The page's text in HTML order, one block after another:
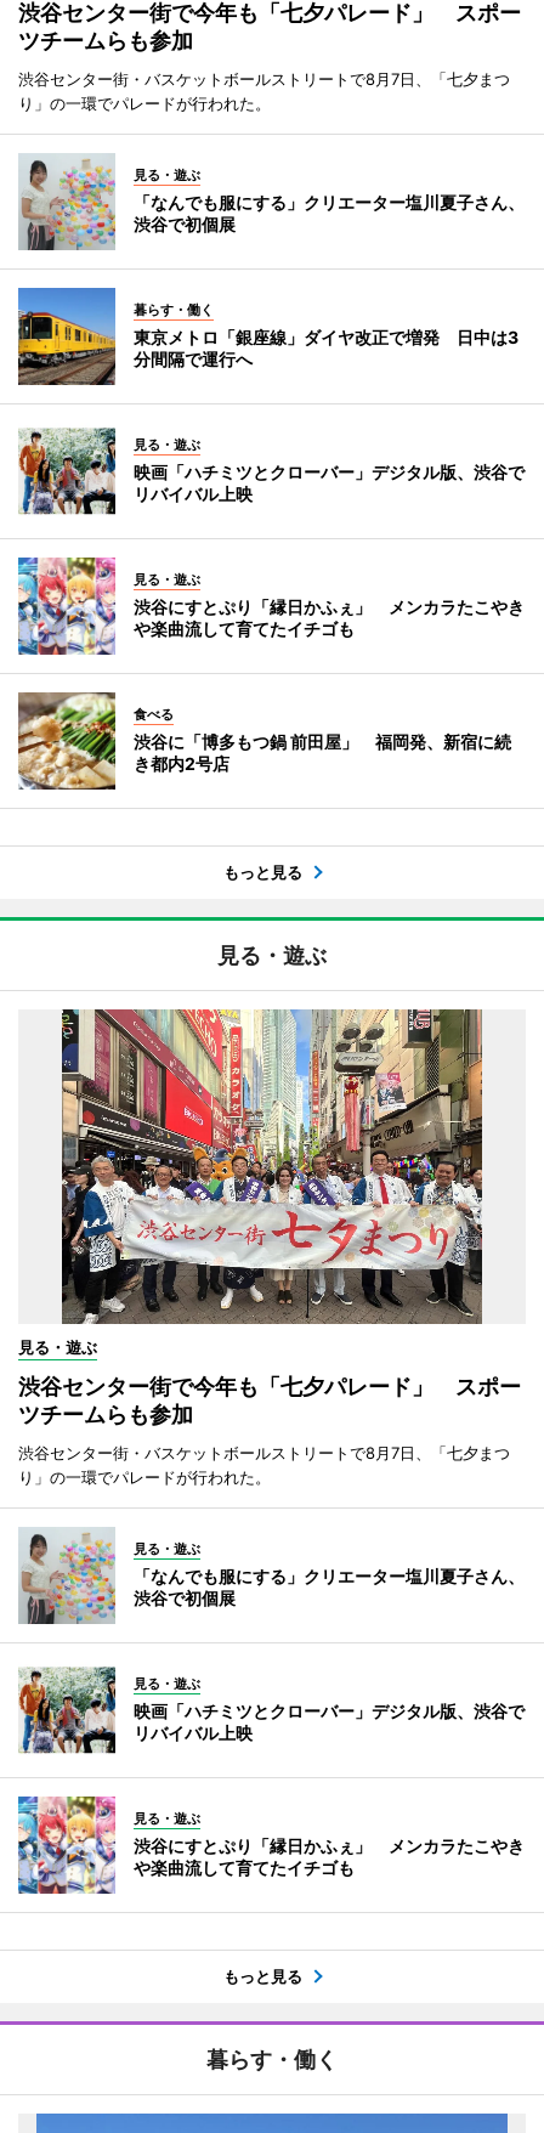
渋谷センター街で今年も「七夕パレード」 スポー
ツチームらも参加
渋谷センター街・バスケットボールストリートで8月7日、「七夕まつ
り」の一環でパレードが行われた。
見る・遊ぶ
「なんでも服にする」クリエーター塩川夏子さん、
渋谷で初個展
暮らす・働く
東京メトロ「銀座線」ダイヤ改正で増発 日中は3
分間隔で運行へ
見る・遊ぶ
映画「ハチミツとクローバー」デジタル版、渋谷で
リバイバル上映
見る・遊ぶ
渋谷にすとぷり「縁日かふぇ」 メンカラたこやき
や楽曲流して育てたイチゴも
食べる
渋谷に「博多もつ鍋 前田屋」 福岡発、新宿に続
き都内2号店
もっと見る
見る・遊ぶ
見る・遊ぶ
渋谷センター街で今年も「七夕パレード」 スポー
ツチームらも参加
渋谷センター街・バスケットボールストリートで8月7日、「七夕まつ
り」の一環でパレードが行われた。
見る・遊ぶ
「なんでも服にする」クリエーター塩川夏子さん、
渋谷で初個展
見る・遊ぶ
映画「ハチミツとクローバー」デジタル版、渋谷で
リバイバル上映
見る・遊ぶ
渋谷にすとぷり「縁日かふぇ」 メンカラたこやき
や楽曲流して育てたイチゴも
もっと見る
暮らす・働く